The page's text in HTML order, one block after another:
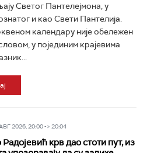
Светог Пантелејмона, у
и као Свети Пантелија.
календару није обележен
у појединим крајевима
2026, 20:00 -> 20:04
крв дао стоти пут, из